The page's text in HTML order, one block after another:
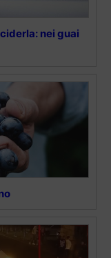
nei guai